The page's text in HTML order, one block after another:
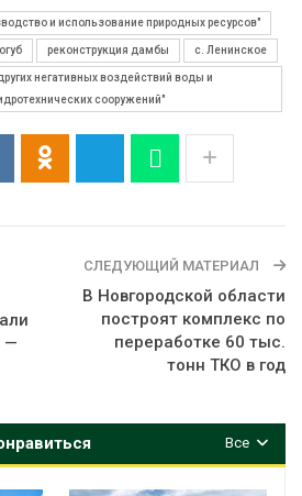
и использование природных ресурсов"
реконструкция дамбы с. Ленинское
негативных воздействий воды и
сооружений"
—
СЛЕДУЮЩИЙ МАТЕРИАЛ
В Новгородской области
построят комплекс по
переработке 60 тыс.
тонн ТКО в год
Все